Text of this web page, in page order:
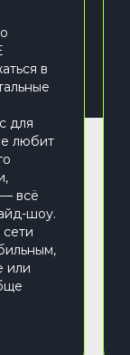
в
для
любит
всё
шоу.
или